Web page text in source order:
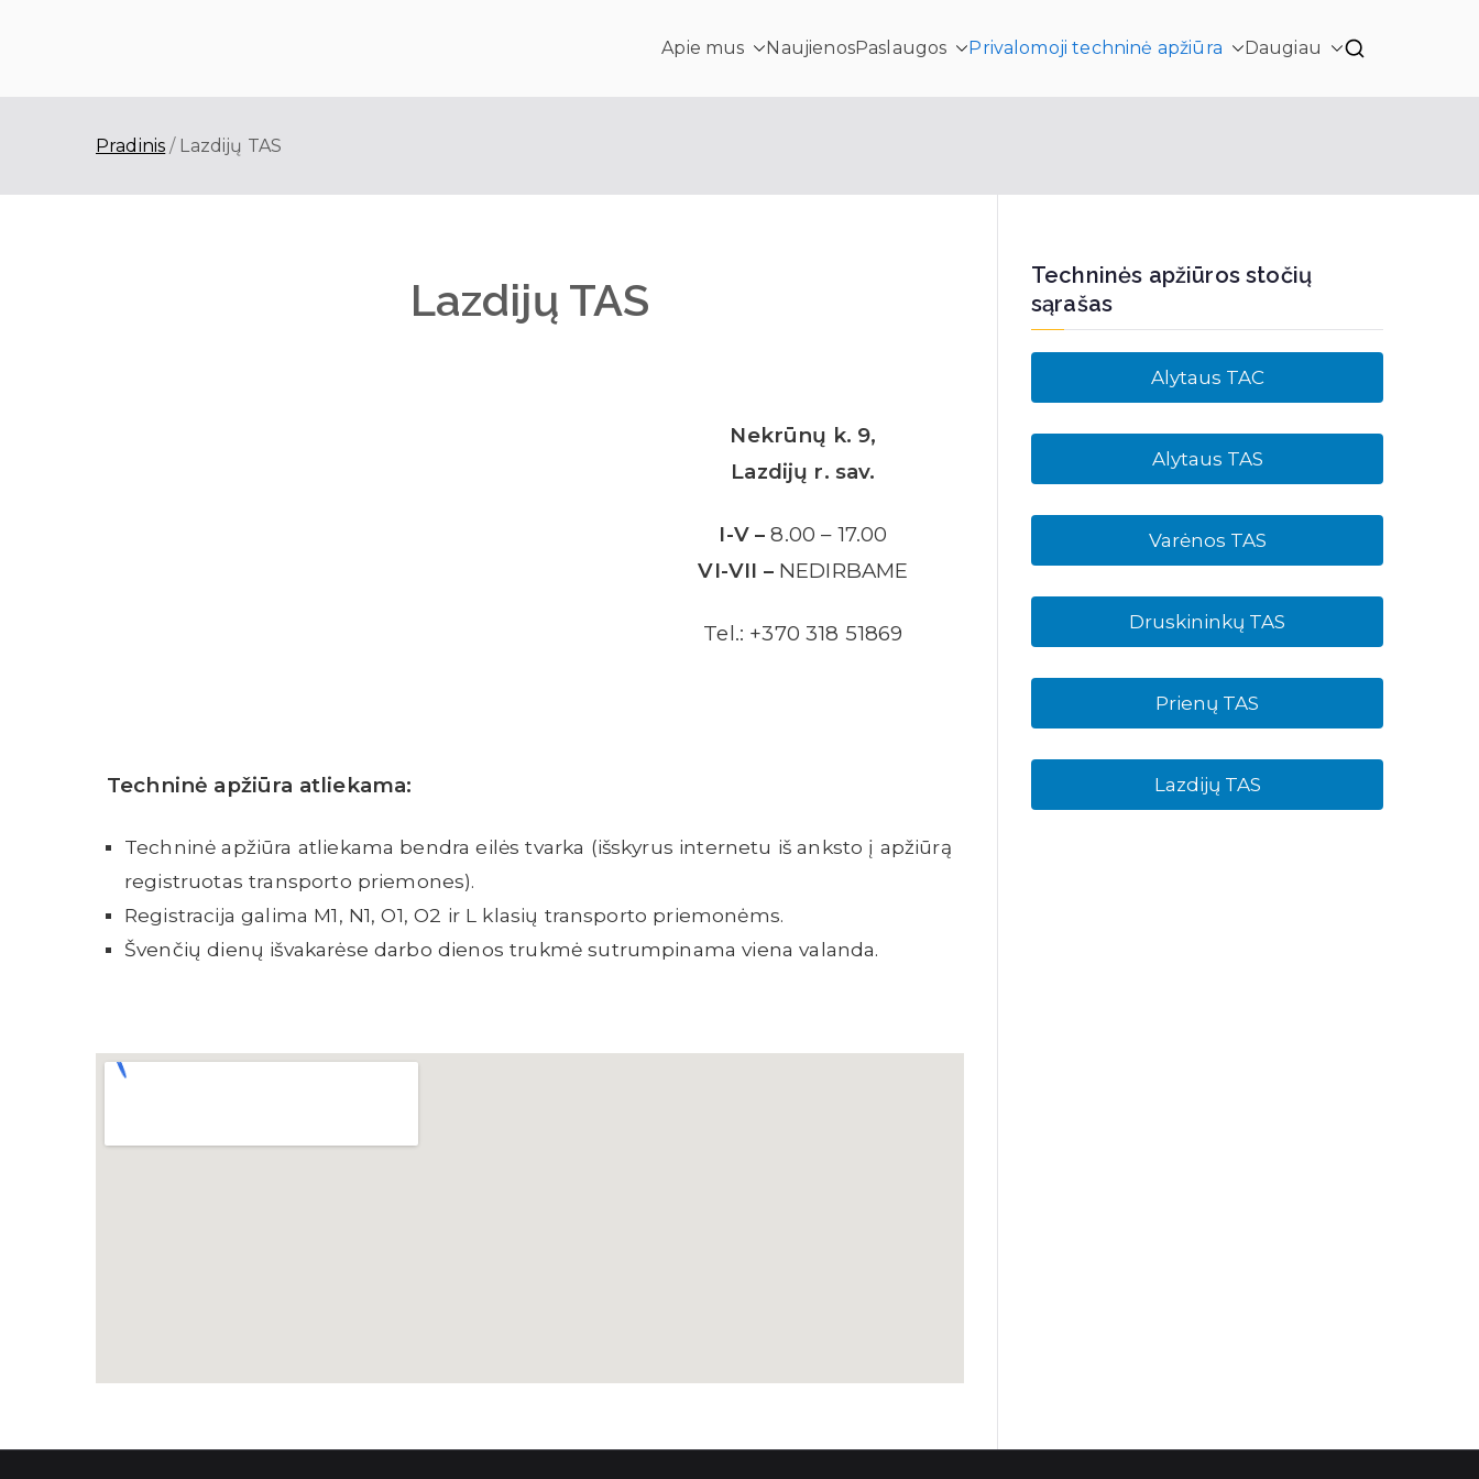
Apie mus NaujienosPaslaugos Privalomoji techninė apžiūra Daugiau
Pradinis Lazdijų TAS
Lazdijų TAS
Nekrūnų k. 9,
Lazdijų r. sav.
I-V –8.00 – 17.00
VI-VII –NEDIRBAME
Tel.: +370 318 51869
Techninė apžiūra atliekama:
Techninė apžiūra atliekama bendra eilės tvarka (išskyrus internetu iš anksto į apžiūrą
registruotas transporto priemones).
Registracija galima M1, N1, O1, O2 ir L klasių transporto priemonėms.
Švenčių dienų išvakarėse darbo dienos trukmė sutrumpinama viena valanda.
Techninės apžiūros stočių
sąrašas
Alytaus TAC
Alytaus TAS
Varėnos TAS
Druskininkų TAS
Prienų TAS
Lazdijų TAS